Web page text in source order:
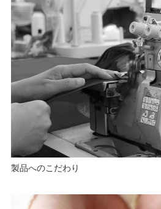
製品へのこだわり